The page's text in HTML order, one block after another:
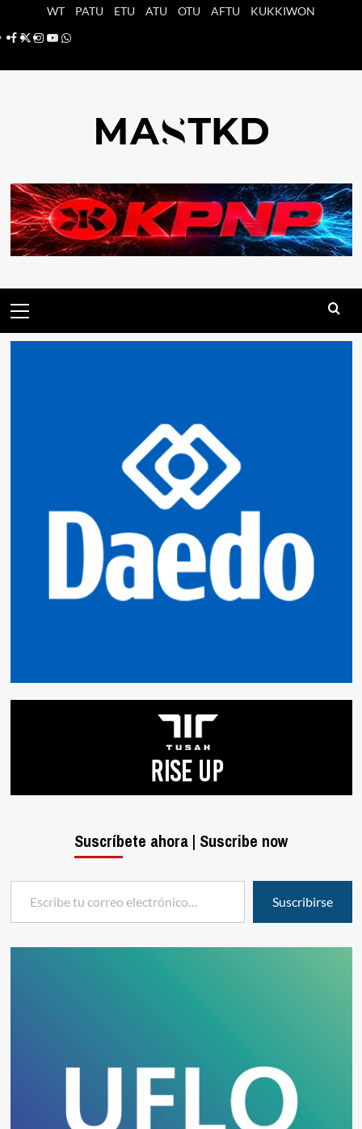
WT PATU ETU ATU OTU AFTU
KUKKIWON
Facebook
X Instagram
YouTube
Whatsapp
principal
Suscríbete ahora | Suscribe now
Escribe tu correo electrónico…
Suscribirse